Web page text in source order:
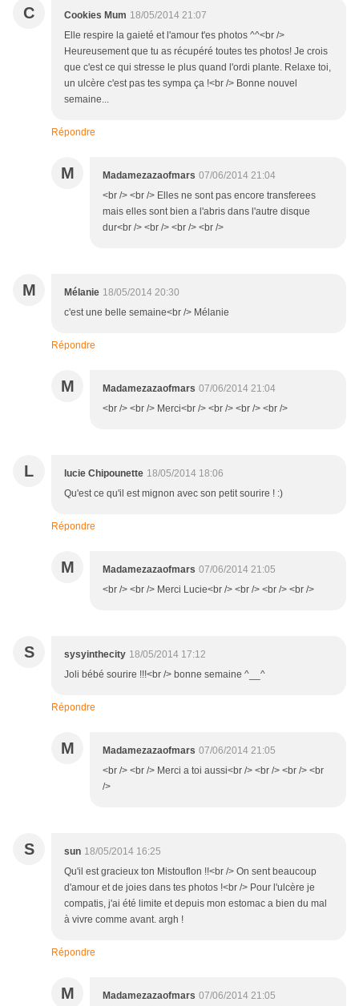
C Cookies Mum 18/05/2014 21:07
Elle respire la gaieté et l'amour t'es photos ^^<br />
Heureusement que tu as récupéré toutes tes photos! Je crois
que c'est ce qui stresse le plus quand l'ordi plante. Relaxe toi,
un ulcère c'est pas tes sympa ça !<br /> Bonne nouvel
semaine...
Répondre
M Madamezazaofmars 07/06/2014 21:04
<br /> <br /> Elles ne sont pas encore transferees
mais elles sont bien a l'abris dans l'autre disque
dur<br /> <br /> <br /> <br />
M Mélanie 18/05/2014 20:30
c'est une belle semaine<br /> Mélanie
Répondre
M Madamezazaofmars 07/06/2014 21:04
<br /> <br /> Merci<br /> <br /> <br /> <br />
L lucie Chipounette 18/05/2014 18:06
Qu'est ce qu'il est mignon avec son petit sourire ! :)
Répondre
M Madamezazaofmars 07/06/2014 21:05
<br /> <br /> Merci Lucie<br /> <br /> <br /> <br />
S sysyinthecity 18/05/2014 17:12
Joli bébé sourire !!!<br /> bonne semaine ^__^
Répondre
M Madamezazaofmars 07/06/2014 21:05
<br /> <br /> Merci a toi aussi<br /> <br /> <br /> <br
/>
S sun 18/05/2014 16:25
Qu'il est gracieux ton Mistouflon !!<br /> On sent beaucoup
d'amour et de joies dans tes photos !<br /> Pour l'ulcère je
compatis, j'ai été limite et depuis mon estomac a bien du mal
à vivre comme avant. argh !
Répondre
M Madamezazaofmars 07/06/2014 21:05